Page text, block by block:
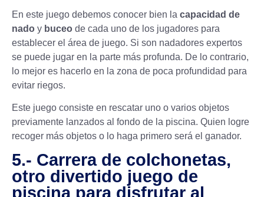
En este juego debemos conocer bien la capacidad de
nado y buceo de cada uno de los jugadores para
establecer el área de juego. Si son nadadores expertos
se puede jugar en la parte más profunda. De lo contrario,
lo mejor es hacerlo en la zona de poca profundidad para
evitar riegos.
Este juego consiste en rescatar uno o varios objetos
previamente lanzados al fondo de la piscina. Quien logre
recoger más objetos o lo haga primero será el ganador.
5.- Carrera de colchonetas,
otro divertido juego de
piscina para disfrutar al